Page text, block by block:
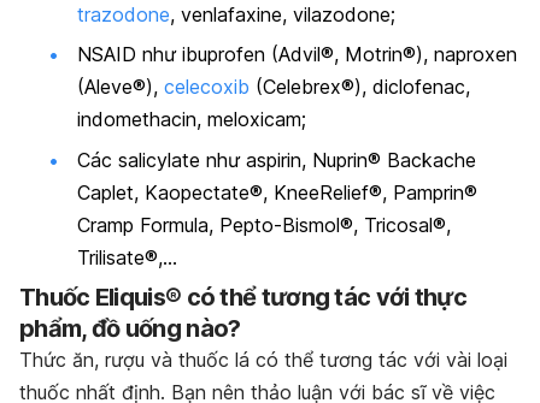
trazodone, venlafaxine, vilazodone;
NSAID như ibuprofen (Advil®, Motrin®), naproxen
(Aleve®), celecoxib (Celebrex®), diclofenac,
indomethacin, meloxicam;
Các salicylate như aspirin, Nuprin® Backache
Caplet, Kaopectate®, KneeRelief®, Pamprin®
Cramp Formula, Pepto-Bismol®, Tricosal®,
Trilisate®,…
Thuốc Eliquis® có thể tương tác với thực
phẩm, đồ uống nào?
Thức ăn, rượu và thuốc lá có thể tương tác với vài loại
thuốc nhất định. Bạn nên thảo luận với bác sĩ về việc